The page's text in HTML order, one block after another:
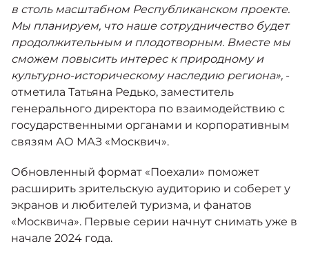
в столь масштабном Республиканском проекте.
Мы планируем, что наше сотрудничество будет
продолжительным и плодотворным. Вместе мы
сможем повысить интерес к природному и
культурно-историческому наследию региона», -
отметила Татьяна Редько, заместитель
генерального директора по взаимодействию с
государственными органами и корпоративным
связям АО МАЗ «Москвич».
Обновленный формат «Поехали» поможет
расширить зрительскую аудиторию и соберет у
экранов и любителей туризма, и фанатов
«Москвича». Первые серии начнут снимать уже в
начале 2024 года.